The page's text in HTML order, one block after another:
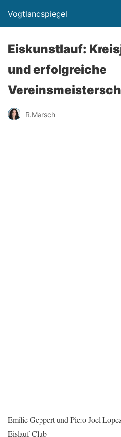
Vogtlandspiegel
Eiskunstlauf:
und erfolgreiche
R.Marsch
Emilie Geppert und Piero Joel
Eislauf-Club